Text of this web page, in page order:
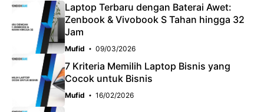
Laptop Terbaru dengan Baterai Awet:
Zenbook & Vivobook S Tahan hingga 32
Jam
Mufid 09/03/2026
7 Kriteria Memilih Laptop Bisnis yang
Cocok untuk Bisnis
Mufid 16/02/2026